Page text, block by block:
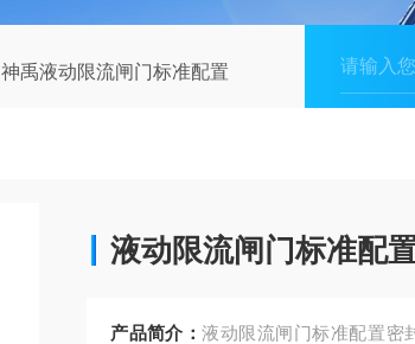
神禹液动限流闸门标准配置
液动限流闸门标准配
产品简介：液动限流闸门标准配置密